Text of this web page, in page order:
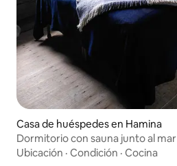
Casa de huéspedes en Hamina
Dormitorio con sauna junto al mar
Ubicación · Condición · Cocina